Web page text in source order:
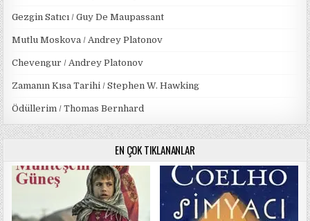
Gezgin Satıcı / Guy De Maupassant
Mutlu Moskova / Andrey Platonov
Chevengur / Andrey Platonov
Zamanın Kısa Tarihi / Stephen W. Hawking
Ödüllerim / Thomas Bernhard
EN ÇOK TIKLANANLAR